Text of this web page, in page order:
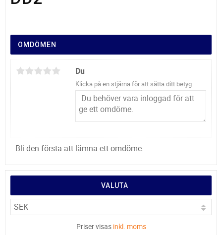
OMDÖMEN
Du
Klicka på en stjärna för att sätta ditt betyg
Bli den första att lämna ett omdöme.
VALUTA
Priser visas inkl. moms